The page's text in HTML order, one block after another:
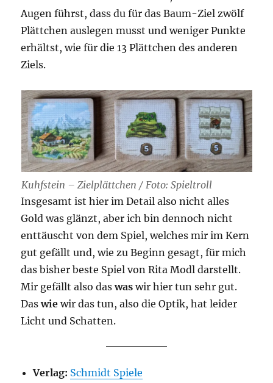
Augen führst, dass du für das Baum-Ziel zwölf
Plättchen auslegen musst und weniger Punkte
erhältst, wie für die 13 Plättchen des anderen
Ziels.
Kuhfstein – Zielplättchen / Foto: Spieltroll
Insgesamt ist hier im Detail also nicht alles
Gold was glänzt, aber ich bin dennoch nicht
enttäuscht von dem Spiel, welches mir im Kern
gut gefällt und, wie zu Beginn gesagt, für mich
das bisher beste Spiel von Rita Modl darstellt.
Mir gefällt also daswas wir hier tun sehr gut.
Daswie wir das tun, also die Optik, hat leider
Licht und Schatten.
Verlag: Schmidt Spiele